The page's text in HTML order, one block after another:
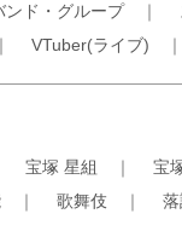
ンド・グループ｜
VTuber(ライブ)
宝塚 星組 ｜ 宝
｜ 歌舞伎 ｜